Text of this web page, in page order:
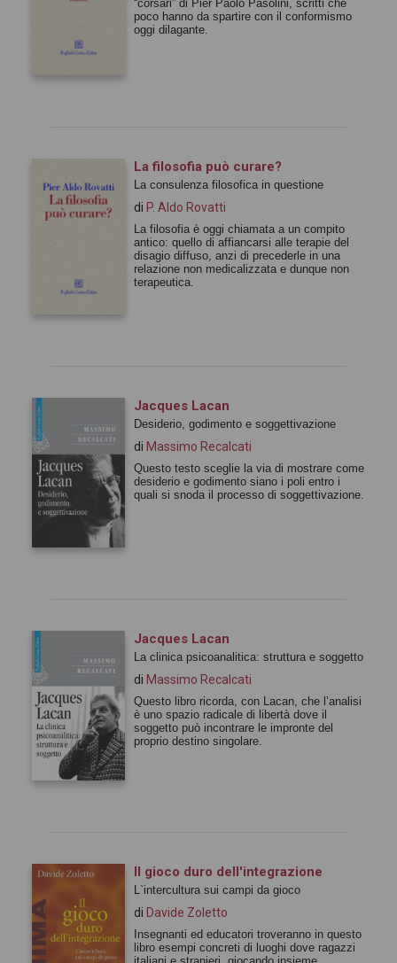
“corsari” di Pier Paolo Pasolini, scritti che
poco hanno da spartire con il conformismo
oggi dilagante.
La filosofia può curare?
La consulenza filosofica in questione
di P. Aldo Rovatti
La filosofia è oggi chiamata a un compito
antico: quello di affiancarsi alle terapie del
disagio diffuso, anzi di precederle in una
relazione non medicalizzata e dunque non
terapeutica.
Jacques Lacan
Desiderio, godimento e soggettivazione
di Massimo Recalcati
Questo testo sceglie la via di mostrare come
desiderio e godimento siano i poli entro i
quali si snoda il processo di soggettivazione.
Jacques Lacan
La clinica psicoanalitica: struttura e soggetto
di Massimo Recalcati
Questo libro ricorda, con Lacan, che l’analisi
è uno spazio radicale di libertà dove il
soggetto può incontrare le impronte del
proprio destino singolare.
Il gioco duro dell'integrazione
L`intercultura sui campi da gioco
di Davide Zoletto
Insegnanti ed educatori troveranno in questo
libro esempi concreti di luoghi dove ragazzi